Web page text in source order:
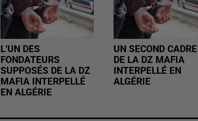
L’UN DES
FONDATEURS
SUPPOSÉS DE LA DZ
MAFIA INTERPELLÉ
EN ALGÉRIE
UN SECOND CADRE
DE LA DZ MAFIA
INTERPELLÉ EN
ALGÉRIE